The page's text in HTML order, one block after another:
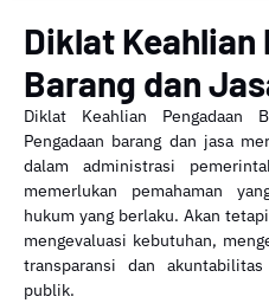
Diklat Keahlian
Barang dan
Diklat Keahlian Pengadaan
Pengadaan barang dan jasa
dalam administrasi
memerlukan pemahaman
hukum yang berlaku. Akan
mengevaluasi kebutuhan,
transparansi dan
publik.